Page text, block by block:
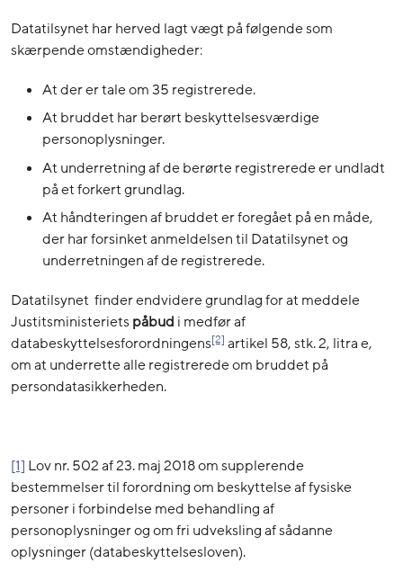
Datatilsynet har herved lagt vægt på følgende som
skærpende omstændigheder:
At der er tale om 35 registrerede.
At bruddet har berørt beskyttelsesværdige
personoplysninger.
At underretning af de berørte registrerede er undladt
på et forkert grundlag.
At håndteringen af bruddet er foregået på en måde,
der har forsinket anmeldelsen til Datatilsynet og
underretningen af de registrerede.
Datatilsynet finder endvidere grundlag for at meddele
Justitsministerietspåbud i medfør af
databeskyttelsesforordningens[2] artikel 58, stk. 2, litra e,
om at underrette alle registrerede om bruddet på
persondatasikkerheden.
[1] Lov nr. 502 af 23. maj 2018 om supplerende
bestemmelser til forordning om beskyttelse af fysiske
personer i forbindelse med behandling af
personoplysninger og om fri udveksling af sådanne
oplysninger (databeskyttelsesloven).